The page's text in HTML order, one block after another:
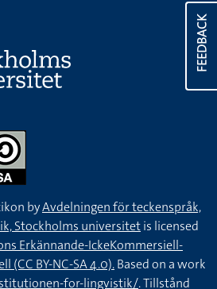
FEEDBACK
byAvdelningen för teckenspråk,
Stockholms universitetis licensed
Erkännande-IckeKommersiell-
(CC BY-NC-SA 4.0).Based on a work
for-lingvistik/. Tillstånd